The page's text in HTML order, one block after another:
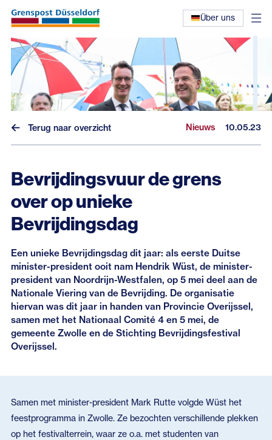
Über uns
Nieuws
Interviews
Eerdere nieuwsbrieven
Terug naar overzicht Nieuws 10.05.23
Bevrijdingsvuur de grens
over op unieke
Bevrijdingsdag
Een unieke Bevrijdingsdag dit jaar: als eerste Duitse
minister-president ooit nam Hendrik Wüst, de minister-
president van Noordrijn-Westfalen, op 5 mei deel aan de
Nationale Viering van de Bevrijding. De organisatie
hiervan was dit jaar in handen van Provincie Overijssel,
samen met het Nationaal Comité 4 en 5 mei, de
gemeente Zwolle en de Stichting Bevrijdingsfestival
Overijssel.
Samen met minister-president Mark Rutte volgde Wüst het
feestprogramma in Zwolle. Ze bezochten verschillende plekken
op het festivalterrein, waar ze o.a. met studenten van